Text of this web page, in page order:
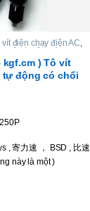
vít điện chạy điện AC,
kgf.cm ) Tô vít
tự động có chổi
, 寄力速 ， BSD , 比速
này là một )